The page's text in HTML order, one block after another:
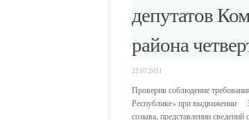
депутатов
района
22.07.2021
Проверив соблюдение
Республике» при выдвижении
созыва, представлении